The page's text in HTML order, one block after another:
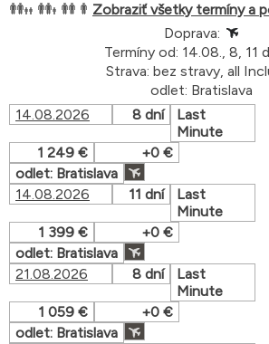
Zobraziť všetky termíny a
Doprava:
Termíny od: 14.08., 8, 11
Strava: bez stravy, all
odlet: Bratislava
14.08.2026
8 dní
Last
Minute
1 249 €
+0 €
odlet: Bratislava
14.08.2026
11 dní
Last
Minute
1 399 €
+0 €
odlet: Bratislava
21.08.2026
8 dní
Last
Minute
1 059 €
+0 €
odlet: Bratislava